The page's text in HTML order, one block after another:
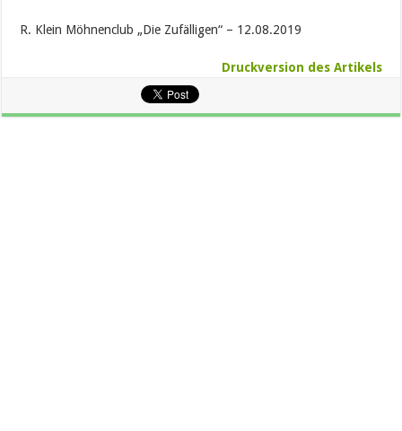
R. Klein Möhnenclub „Die Zufälligen“ – 12.08.2019
Druckversion des Artikels